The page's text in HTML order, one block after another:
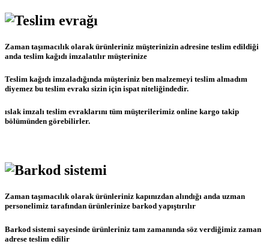
Zaman taşımacılık olarak ürünleriniz müşterinizin adresine teslim edildiği
anda teslim kağıdı imzalatılır müşterinize
Teslim kağıdı imzaladığında müşteriniz ben malzemeyi teslim almadım
diyemez bu teslim evrakı sizin için ispat niteliğindedir.
ıslak imzalı teslim evraklarını tüm müşterilerimiz online kargo takip
bölümünden görebilirler.
Zaman taşımacılık olarak ürünleriniz kapınızdan alındığı anda uzman
personelimiz tarafından ürünlerinize barkod yapıştırılır
Barkod sistemi sayesinde ürünleriniz tam zamanında söz verdiğimiz zaman
adrese teslim edilir